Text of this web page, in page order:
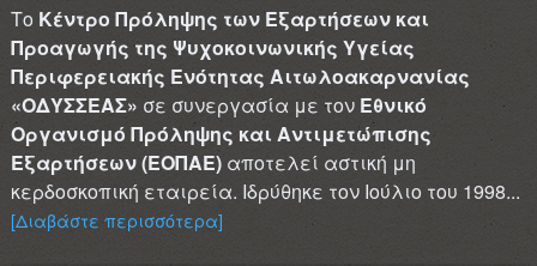
Το Κέντρο Πρόληψης των Εξαρτήσεων και
Προαγωγής της Ψυχοκοινωνικής Υγείας
Περιφερειακής Ενότητας Αιτωλοακαρνανίας
«ΟΔΥΣΣΕΑΣ» σε συνεργασία με τον Εθνικό
Οργανισμό Πρόληψης και Αντιμετώπισης
Εξαρτήσεων (ΕΟΠΑΕ)αποτελεί αστική μη
κερδοσκοπική εταιρεία. Ιδρύθηκε τον Ιούλιο του 1998...
[Διαβάστε περισσότερα]